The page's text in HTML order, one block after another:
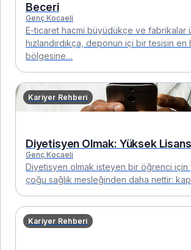
Beceri
Genç Kocaeli
E-ticaret hacmi büyüdükçe ve fabrikalar
hızlandırdıkça, deponun içi bir tesisin en
bölgesine…
Kariyer Rehberi
Diyetisyen Olmak: Yüksek
Genç Kocaeli
Diyetisyen olmak isteyen bir öğrenci için
çoğu sağlık mesleğinden daha nettir:
Kariyer Rehberi